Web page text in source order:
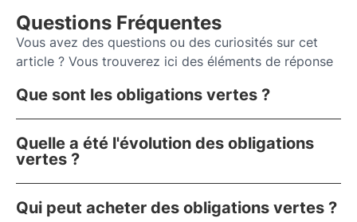
Questions Fréquentes
Vous avez des questions ou des curiosités sur cet
article ? Vous trouverez ici des éléments de réponse
Que sont les obligations vertes ?
Quelle a été l'évolution des obligations
vertes ?
Qui peut acheter des obligations vertes ?